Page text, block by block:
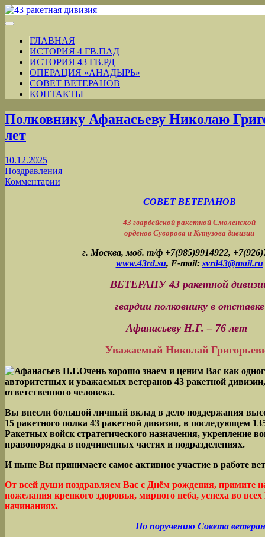
ГЛАВНАЯ
ИСТОРИЯ 4 ГВ.ПАД
ИСТОРИЯ 43 ГВ.РД
ОПЕРАЦИЯ «АНАДЫРЬ»
СОВЕТ ВЕТЕРАНОВ
КОНТАКТЫ
Полковнику Афанасьеву Николаю
лет
10.12.2025
Поздравления
Комментарии
СОВЕТ ВЕТЕРАНОВ
43 гвардейской ракетной Смоленской
орденов Суворова и Кутузова дивизии
г. Москва, моб. т/ф +7(985)9914922,
www.43rd.su, E-mail: svrd43@mail.ru
ВЕТЕРАНУ 43 ракетной
гвардии полковнику в отставке
Афанасьеву Н.Г. – 76 лет
Уважаемый Николай
Очень хорошо знаем и ценим Вас как
авторитетных и уважаемых ветеранов 43 ракетной
ответственного человека.
Вы внесли большой личный вклад в дело поддержания
15 ракетного полка 43 ракетной дивизии, в последующем
Ракетных войск стратегического назначения, укрепление
правопорядка в подчиненных частях и подразделениях.
И ныне Вы принимаете самое активное участие в работе
От всей души поздравляем Вас с Днём рождения, примите
пожелания крепкого здоровья, мирного неба, успеха во
начинаниях.
По поручению Совета